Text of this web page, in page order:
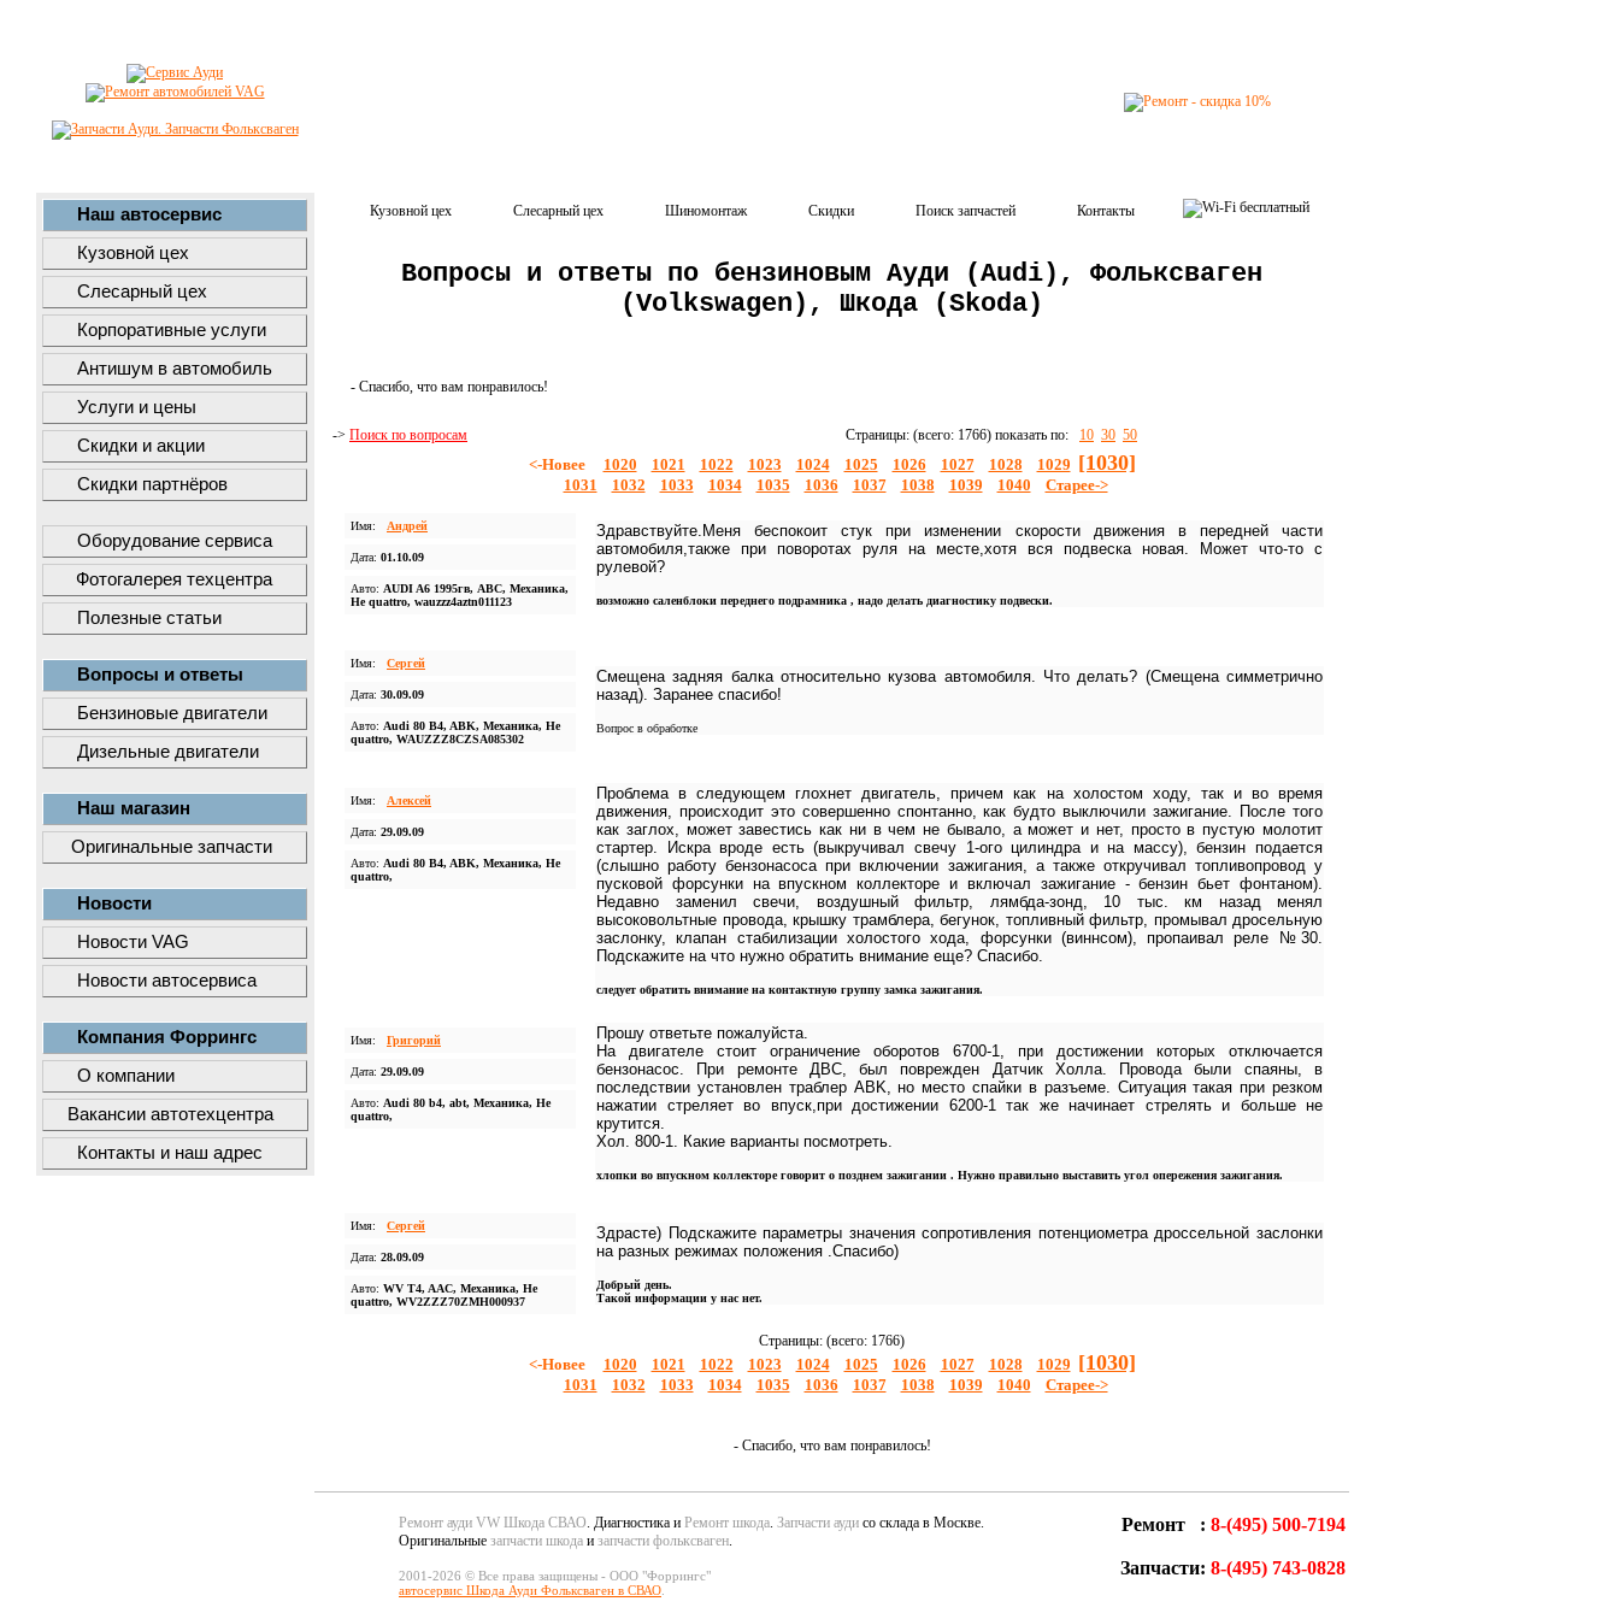
Наш автосервис
Кузовной цех
Слесарный цех
Корпоративные услуги
Антишум в автомобиль
Услуги и цены
Скидки и акции
Скидки партнёров
Оборудование сервиса
Фотогалерея техцентра
Полезные статьи
Вопросы и ответы
Бензиновые двигатели
Дизельные двигатели
Наш магазин
Оригинальные запчасти
Новости
Новости VAG
Новости автосервиса
Компания Форрингс
О компании
Вакансии автотехцентра
Контакты и наш адрес
Кузовной цех Слесарный цех Шиномонтаж Скидки Поиск запчастей Контакты
Вопросы и ответы по бензиновым Ауди (Audi), Фольксваген
(Volkswagen), Шкода (Skoda)
- Спасибо, что вам понравилось!
-> Поиск по вопросам Страницы: (всего: 1766) показать по: 10 30 50
<-Новее 1020 1021 1022 1023 1024 1025 1026 1027 1028 1029 [1030]
1031 1032 1033 1034 1035 1036 1037 1038 1039 1040 Старее->
Имя: Андрей
Дата: 01.10.09
Авто: AUDI A6 1995гв, ABC, Механика,
Не quattro, wauzzz4aztn011123
Здравствуйте.Меня беспокоит стук при изменении скорости движения в передней части
автомобиля,также при поворотах руля на месте,хотя вся подвеска новая. Может что-то с
рулевой?
возможно саленблоки переднего подрамника , надо делать диагностику подвески.
Имя: Сергей
Дата: 30.09.09
Авто: Audi 80 B4, ABK, Механика, Не
quattro, WAUZZZ8CZSA085302
Смещена задняя балка относительно кузова автомобиля. Что делать? (Смещена симметрично
назад). Заранее спасибо!
Вопрос в обработке
Имя: Алексей
Дата: 29.09.09
Авто: Audi 80 B4, ABK, Механика, Не
quattro,
Проблема в следующем глохнет двигатель, причем как на холостом ходу, так и во время
движения, происходит это совершенно спонтанно, как будто выключили зажигание. После того
как заглох, может завестись как ни в чем не бывало, а может и нет, просто в пустую молотит
стартер. Искра вроде есть (выкручивал свечу 1-ого цилиндра и на массу), бензин подается
(слышно работу бензонасоса при включении зажигания, а также откручивал топливопровод у
пусковой форсунки на впускном коллекторе и включал зажигание - бензин бьет фонтаном).
Недавно заменил свечи, воздушный фильтр, лямбда-зонд, 10 тыс. км назад менял
высоковольтные провода, крышку трамблера, бегунок, топливный фильтр, промывал дросельную
заслонку, клапан стабилизации холостого хода, форсунки (виннсом), пропаивал реле №30.
Подскажите на что нужно обратить внимание еще? Спасибо.
следует обратить внимание на контактную группу замка зажигания.
Имя: Григорий
Дата: 29.09.09
Авто: Audi 80 b4, abt, Механика, Не
quattro,
Прошу ответьте пожалуйста.
На двигателе стоит ограничение оборотов 6700-1, при достижении которых отключается
бензонасос. При ремонте ДВС, был поврежден Датчик Холла. Провода были спаяны, в
последствии установлен траблер ABK, но место спайки в разъеме. Ситуация такая при резком
нажатии стреляет во впуск,при достижении 6200-1 так же начинает стрелять и больше не
крутится.
Хол. 800-1. Какие варианты посмотреть.
хлопки во впускном коллекторе говорит о позднем зажигании . Нужно правильно выставить угол опережения зажигания.
Имя: Сергей
Дата: 28.09.09
Авто: WV T4, AAC, Механика, Не
quattro, WV2ZZZ70ZMH000937
Здрасте) Подскажите параметры значения сопротивления потенциометра дроссельной заслонки
на разных режимах положения .Спасибо)
Добрый день.
Такой информации у нас нет.
Страницы: (всего: 1766)
<-Новее 1020 1021 1022 1023 1024 1025 1026 1027 1028 1029 [1030]
1031 1032 1033 1034 1035 1036 1037 1038 1039 1040 Старее->
- Спасибо, что вам понравилось!
Ремонт ауди VW Шкода СВАО. Диагностика и Ремонт шкода. Запчасти ауди со склада в Москве.
Оригинальные запчасти шкода и запчасти фольксваген.
2001-2026 © Все права защищены - ООО "Форрингс"
автосервис Шкода Ауди Фольксваген в СВАО
Ремонт : 8-(495) 500-7194
Запчасти: 8-(495) 743-0828